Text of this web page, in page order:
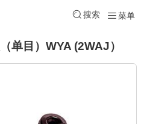
搜索 菜单
单目）WYA (2WAJ）